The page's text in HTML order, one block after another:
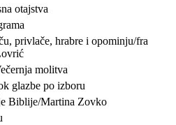
otajstva
privlače, hrabre i opominju/fra
molitva
glazbe po izboru
Biblije/Martina Zovko